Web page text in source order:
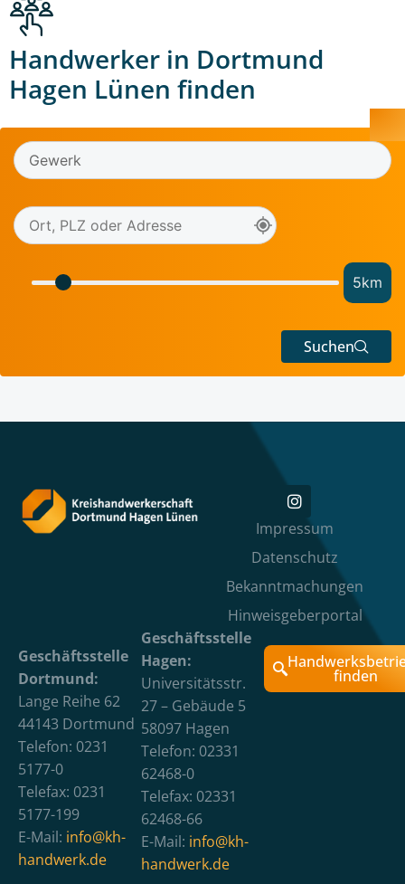
Handwerker in Dortmund
Hagen Lünen finden
5km
Suchen
Impressum
Datenschutz
Bekanntmachungen
Hinweisgeberportal
Geschäftsstelle
Dortmund:
Lange Reihe 62
44143 Dortmund
Telefon: 0231
5177-0
Telefax: 0231
5177-199
E-Mail: info@kh-
handwerk.de
Geschäftsstelle
Hagen:
Universitätsstr.
27 – Gebäude 5
58097 Hagen
Telefon: 02331
62468-0
Telefax: 02331
62468-66
E-Mail: info@kh-
handwerk.de
finden